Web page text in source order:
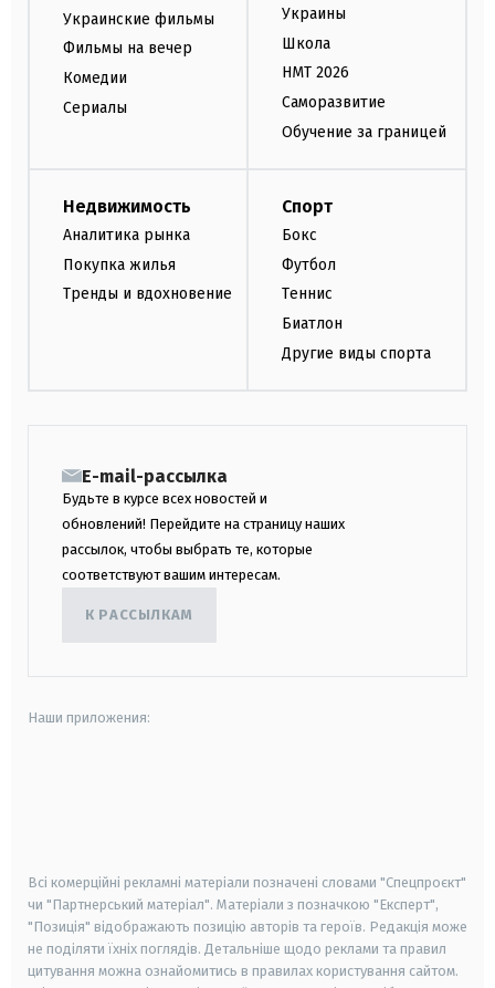
Украинские фильмы
Фильмы на вечер
Комедии
Сериалы
Украины
Школа
НМТ 2026
Саморазвитие
Обучение за границей
Недвижимость
Аналитика рынка
Покупка жилья
Тренды и вдохновение
Спорт
Бокс
Футбол
Теннис
Биатлон
Другие виды спорта
E-mail-рассылка
Будьте в курсе всех новостей и
обновлений! Перейдите на страницу наших
рассылок, чтобы выбрать те, которые
соответствуют вашим интересам.
К РАССЫЛКАМ
Наши приложения:
Всі комерційні рекламні матеріали позначені словами "Спецпроєкт"
чи "Партнерський матеріал". Матеріали з позначкою "Експерт",
"Позиція" відображають позицію авторів та героїв. Редакція може
не поділяти їхніх поглядів. Детальніше щодо реклами та правил
цитування можна ознайомитись в правилах користування сайтом.